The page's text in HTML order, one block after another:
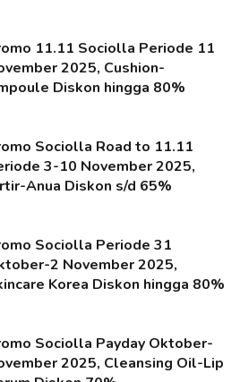
11.11 Sociolla Periode 11
2025, Cushion-
Diskon hingga 80%
Sociolla Road to 11.11
3-10 November 2025,
Anua Diskon s/d 65%
Sociolla Periode 31
2 November 2025,
Korea Diskon hingga 80%
Sociolla Payday Oktober-
2025, Cleansing Oil-Lip